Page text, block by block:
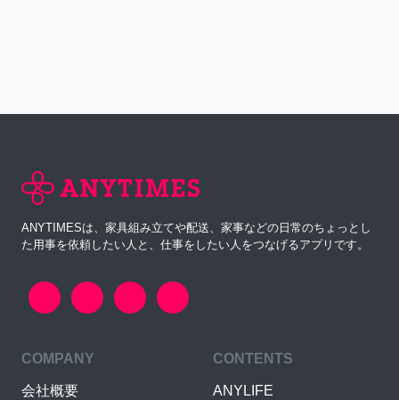
ANYTIMESは、家具組み立てや配送、家事などの日常のちょっとし
た用事を依頼したい人と、仕事をしたい人をつなげるアプリです。
COMPANY
会社概要
CONTENTS
ANYLIFE